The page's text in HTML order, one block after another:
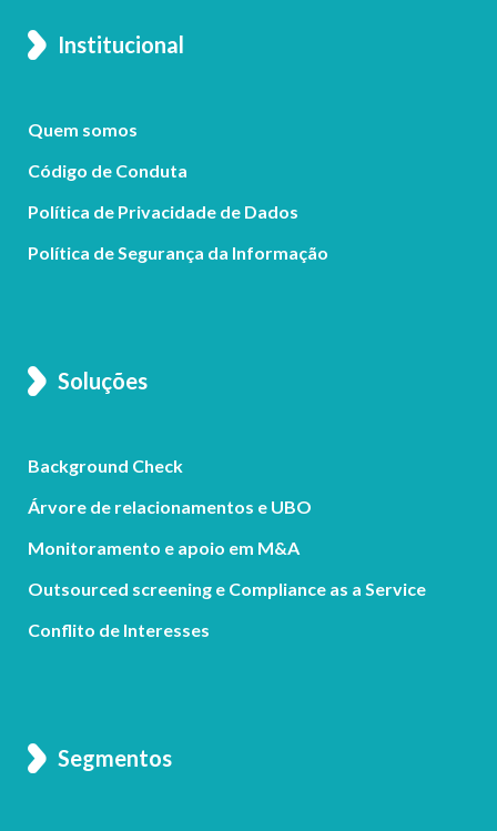
Institucional
Quem somos
Código de Conduta
Política de Privacidade de Dados
Política de Segurança da Informação
Soluções
Background Check
Árvore de relacionamentos e UBO
Monitoramento e apoio em M&A
Outsourced screening e Compliance as a Service
Conflito de Interesses
Segmentos